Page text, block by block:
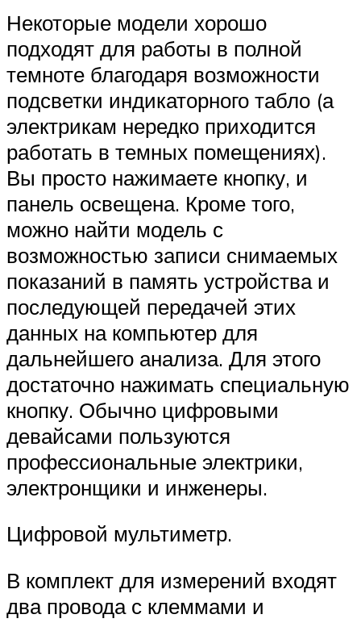
Некоторые модели хорошо
подходят для работы в полной
темноте благодаря возможности
подсветки индикаторного табло (а
электрикам нередко приходится
работать в темных помещениях).
Вы просто нажимаете кнопку, и
панель освещена. Кроме того,
можно найти модель с
возможностью записи снимаемых
показаний в память устройства и
последующей передачей этих
данных на компьютер для
дальнейшего анализа. Для этого
достаточно нажимать специальную
кнопку. Обычно цифровыми
девайсами пользуются
профессиональные электрики,
электронщики и инженеры.
Цифровой мультиметр.
В комплект для измерений входят
два провода с клеммами и